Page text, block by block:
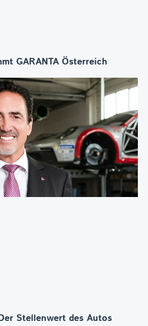
GARANTA Österreich
Stellenwert des Autos